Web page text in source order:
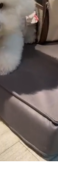
Loaded:
100.00%